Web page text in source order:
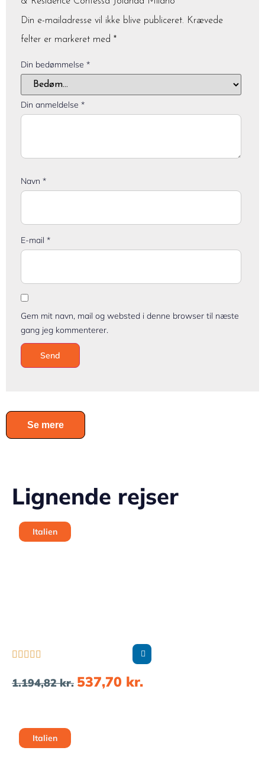
Din e-mailadresse vil ikke blive publiceret. Krævede
felter er markeret med *
Din bedømmelse *
Din anmeldelse *
Navn *
E-mail *
Gem mit navn, mail og websted i denne browser til næste
gang jeg kommenterer.
Se mere
Lignende rejser
Italien
    
1.194,82kr. 537,70 kr.
Italien